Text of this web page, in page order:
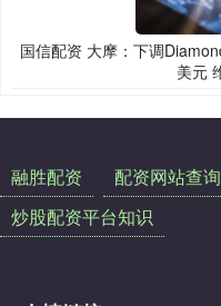
国信配资 大摩：下调
美元
融胜配资 配资网站查询
炒股配资平台知识